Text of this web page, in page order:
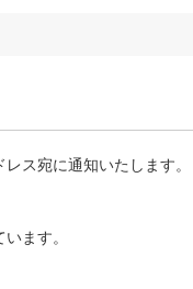
ス宛に通知いたします。
ます。